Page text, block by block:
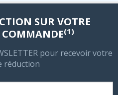
SUR VOTRE
(1)
pour recevoir votre
réduction